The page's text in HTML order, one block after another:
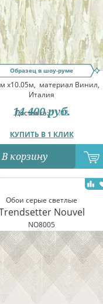
Образец в шоу-руме
x10.05м, материал Винил,
Италия
Доставка:11.08
КУПИТЬ В 1 КЛИК
14 400 руб.
В корзину
Обои серые светлые
Nouvel
NO8005